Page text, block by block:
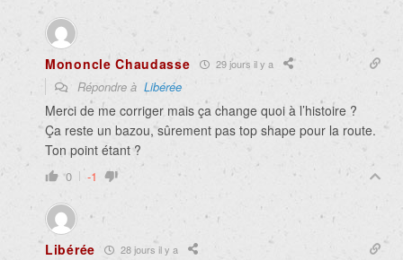
Mononcle Chaudasse 29 jours il y a
Répondre à Libérée
Merci de me corriger mais ça change quoi à l’histoire ?
Ça reste un bazou, sûrement pas top shape pour la route.
Ton point étant ?
0 -1
Libérée 28 jours il y a